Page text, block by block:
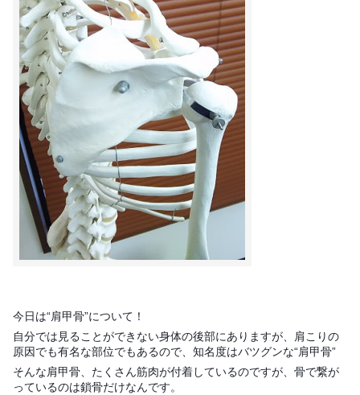
今日は“肩甲骨”について！
自分では見ることができない身体の後部にありますが、肩こりの
原因でも有名な部位でもあるので、知名度はバツグンな“肩甲骨”
そんな肩甲骨、たくさん筋肉が付着しているのですが、骨で繋が
っているのは鎖骨だけなんです。